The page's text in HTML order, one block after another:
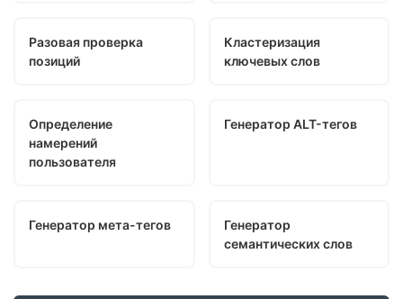
Разовая проверка
позиций
Кластеризация
ключевых слов
Определение
намерений
пользователя
Генератор ALT-тегов
Генератор мета-тегов
Генератор
семантических слов